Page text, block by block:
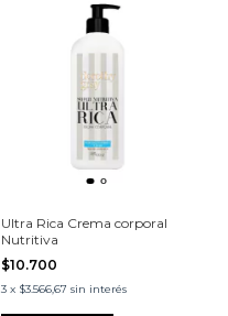
Ultra Rica Crema corporal
Nutritiva
$10.700
3 x $3.566,67 sin interés